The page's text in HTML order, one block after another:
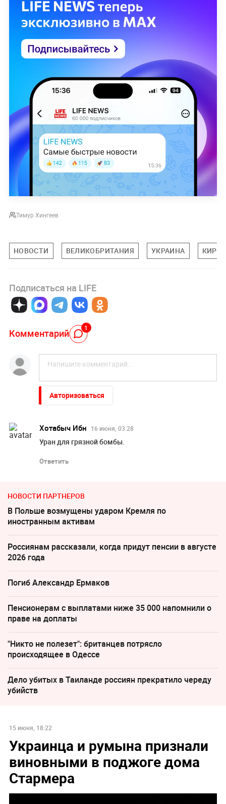
Тимур Хингеев
НОВОСТИ ВЕЛИКОБРИТАНИЯ УКРАИНА КИР
Подписаться на LIFE
Комментарий 1
Авторизоваться
Хотабыч Ибн 16 июня, 03:28
Уран для грязной бомбы.
Ответить
НОВОСТИ ПАРТНЕРОВ
В Польше возмущены ударом Кремля по
иностранным активам
Россиянам рассказали, когда придут пенсии в августе
2026 года
Погиб Александр Ермаков
Пенсионерам с выплатами ниже 35 000 напомнили о
праве на доплаты
"Никто не полезет": британцев потрясло
происходящее в Одессе
Дело убитых в Таиланде россиян прекратило череду
убийств
15 июня, 18:22
Украинца и румына признали
виновными в поджоге дома
Стармера